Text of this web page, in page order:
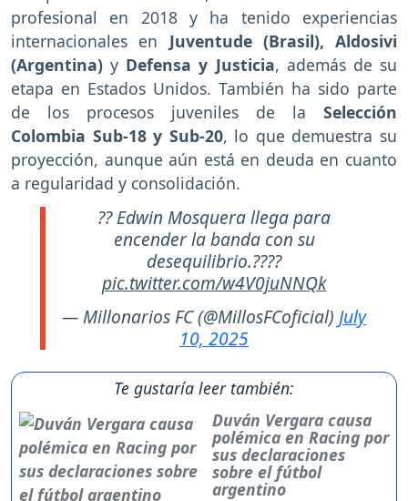
profesional en 2018 y ha tenido experiencias
internacionales en Juventude (Brasil), Aldosivi
(Argentina) y Defensa y Justicia, además de su
etapa en Estados Unidos. También ha sido parte
de los procesos juveniles de la Selección
Colombia Sub-18 y Sub-20, lo que demuestra su
proyección, aunque aún está en deuda en cuanto
a regularidad y consolidación.
?? Edwin Mosquera llega para
encender la banda con su
desequilibrio.????
pic.twitter.com/w4V0juNNQk
— Millonarios FC (@MillosFCoficial) July
10, 2025
Te gustaría leer también:
Duván Vergara causa
polémica en Racing por
sus declaraciones
sobre el fútbol
argentino